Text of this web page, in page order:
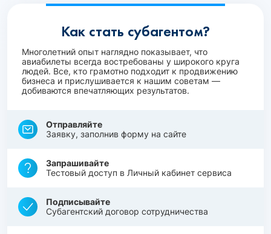
Как стать субагентом?
Многолетний опыт наглядно показывает, что
авиабилеты всегда востребованы у широкого круга
людей. Все, кто грамотно подходит к продвижению
бизнеса и прислушивается к нашим советам —
добиваются впечатляющих результатов.
Отправляйте
Заявку, заполнив форму на сайте
Запрашивайте
Тестовый доступ в Личный кабинет сервиса
Подписывайте
Субагентский договор сотрудничества